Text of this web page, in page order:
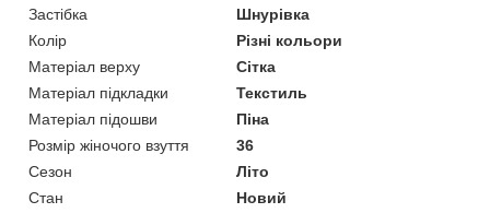
Застібка
Шнурівка
Колір
Різні кольори
Матеріал верху
Сітка
Матеріал підкладки
Текстиль
Матеріал підошви
Піна
Розмір жіночого взуття
36
Сезон
Літо
Стан
Новий